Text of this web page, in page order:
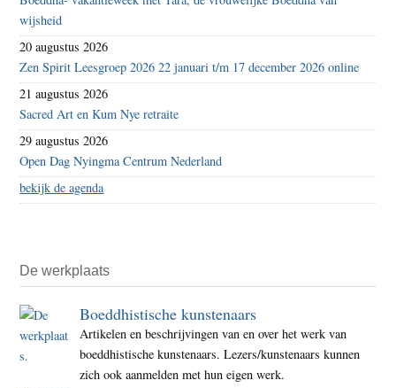
wijsheid
20 augustus 2026
Zen Spirit Leesgroep 2026 22 januari t/m 17 december 2026 online
21 augustus 2026
Sacred Art en Kum Nye retraite
29 augustus 2026
Open Dag Nyingma Centrum Nederland
bekijk de agenda
De werkplaats
Boeddhistische kunstenaars
Artikelen en beschrijvingen van en over het werk van
boeddhistische kunstenaars. Lezers/kunstenaars kunnen
zich ook aanmelden met hun eigen werk.